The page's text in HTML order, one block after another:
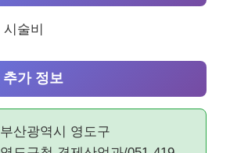
술비
가 정보
부산광역시 영도구